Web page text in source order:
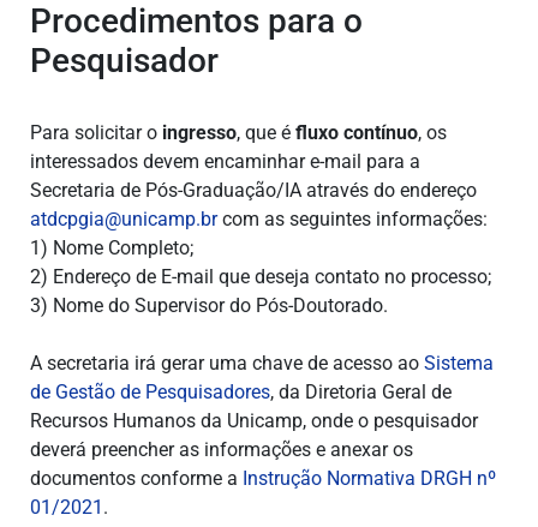
Procedimentos para o
Pesquisador
Para solicitar o ingresso, que é fluxo contínuo, os
interessados devem encaminhar e-mail para a
Secretaria de Pós-Graduação/IA através do endereço
atdcpgia@unicamp.brcom as seguintes informações:
1) Nome Completo;
2) Endereço de E-mail que deseja contato no processo;
3) Nome do Supervisor do Pós-Doutorado.
A secretaria irá gerar uma chave de acesso ao Sistema
de Gestão de Pesquisadores, da Diretoria Geral de
Recursos Humanos da Unicamp, onde o pesquisador
deverá preencher as informações e anexar os
documentos conforme a Instrução Normativa DRGH nº
01/2021 .